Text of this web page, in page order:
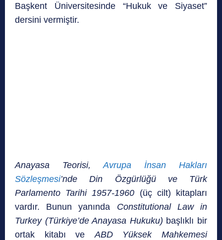
Başkent Üniversitesinde “Hukuk ve Siyaset”
dersini vermiştir.
Anayasa Teorisi, Avrupa İnsan Hakları
Sözleşmesi’nde Din Özgürlüğü ve Türk
Parlamento Tarihi 1957-1960 (üç cilt) kitapları
vardır. Bunun yanında Constitutional Law in
Turkey (Türkiye’de Anayasa Hukuku) başlıklı bir
ortak kitabı ve ABD Yüksek Mahkemesi